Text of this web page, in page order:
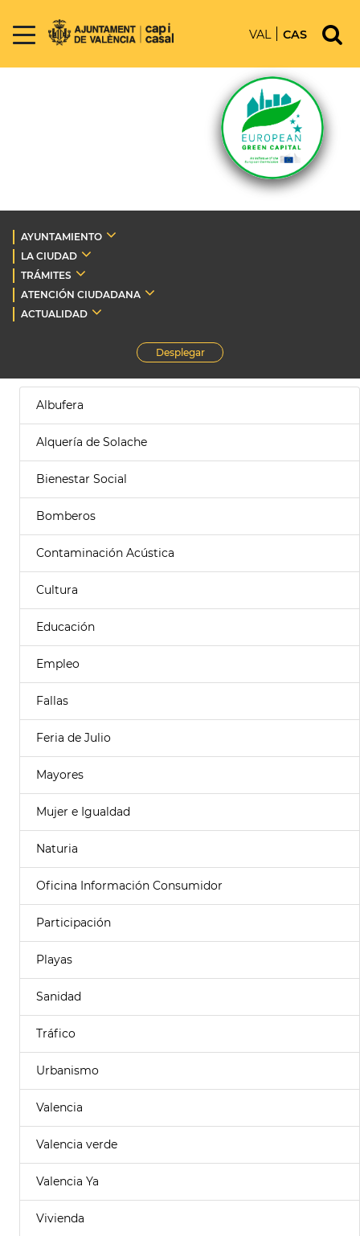
VAL CAS
AYUNTAMIENTO
LA CIUDAD
TRÁMITES
ATENCIÓN CIUDADANA
ACTUALIDAD
Desplegar
Albufera
Alquería de Solache
Bienestar Social
Bomberos
Contaminación Acústica
Cultura
Educación
Empleo
Fallas
Feria de Julio
Mayores
Mujer e Igualdad
Naturia
Oficina Información Consumidor
Participación
Playas
Sanidad
Tráfico
Urbanismo
Valencia
Valencia verde
Valencia Ya
Vivienda